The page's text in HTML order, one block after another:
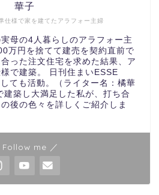
仕様で家を建てたアラフォー主婦
華子
母の4人暮らしのアラフォー主
万円を捨てて建売を契約直前で
った注文住宅を求めた結果、ア
で建築。 日刊住まいESSE
ても活動。（ライター名：橘華
築し大満足した私が、打ち合
後の色々を詳しくご紹介しま
Follow me ／